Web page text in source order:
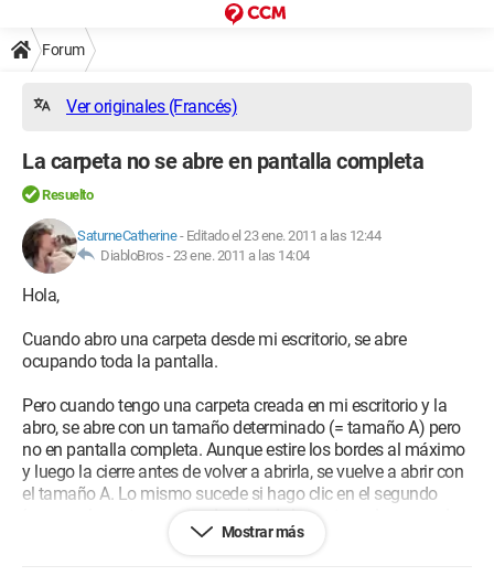
Forum
Ver originales (Francés)
La carpeta no se abre en pantalla completa
Resuelto
SaturneCatherine- Editado el 23 ene. 2011 a las 12:44
DiabloBros -23 ene. 2011 a las 14:04
Hola,
Cuando abro una carpeta desde mi escritorio, se abre
ocupando toda la pantalla.
Pero cuando tengo una carpeta creada en mi escritorio y la
abro, se abre con un tamaño determinado (= tamaño A) pero
no en pantalla completa. Aunque estire los bordes al máximo
y luego la cierre antes de volver a abrirla, se vuelve a abrir con
el tamaño A. Lo mismo sucede si hago clic en el segundo
ícono en la parte superior derecha de la ventana. La agranda,
pero una vez que la cierro y la vuelvo a abrir, ha vuelto al
Mostrar más